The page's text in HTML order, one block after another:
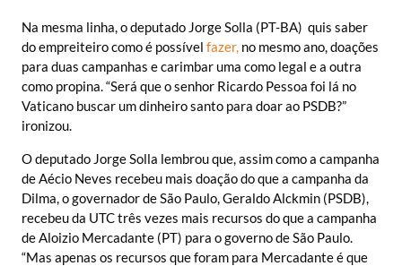
Na mesma linha, o deputado Jorge Solla (PT-BA) quis saber
do empreiteiro como é possível fazer, no mesmo ano, doações
para duas campanhas e carimbar uma como legal e a outra
como propina. “Será que o senhor Ricardo Pessoa foi lá no
Vaticano buscar um dinheiro santo para doar ao PSDB?”
ironizou.
O deputado Jorge Solla lembrou que, assim como a campanha
de Aécio Neves recebeu mais doação do que a campanha da
Dilma, o governador de São Paulo, Geraldo Alckmin (PSDB),
recebeu da UTC três vezes mais recursos do que a campanha
de Aloizio Mercadante (PT) para o governo de São Paulo.
“Mas apenas os recursos que foram para Mercadante é que